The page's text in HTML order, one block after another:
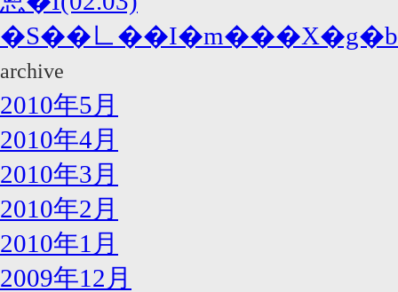
�S��㇗
archive
2010年5月
2010年4月
2010年3月
2010年2月
2010年1月
2009年12月